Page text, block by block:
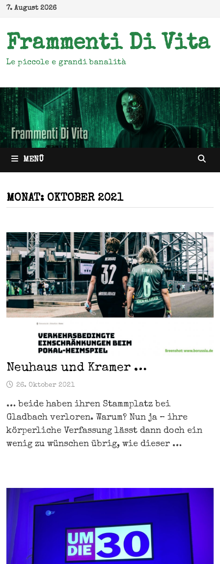
Zum
springen
7. August 2026
Frammenti Di Vita
Le piccole e grandi banalità
MENÜ
MONAT: OKTOBER 2021
Neuhaus und Kramer …
26. Oktober 2021
… beide haben ihren Stammplatz bei
Gladbach verloren. Warum? Nun ja – ihre
körperliche Verfassung lässt dann doch ein
wenig zu wünschen übrig, wie dieser …